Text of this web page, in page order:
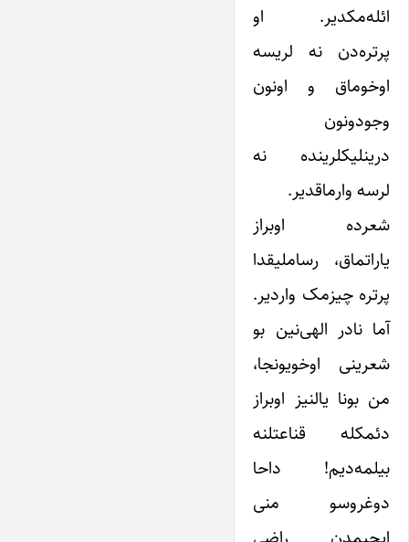
ائله‌مکدیر. او
پرتره‌دن نه لریسه
اوخوماق و اونون
وجودونون
درینلیکلرینده نه
لرسه وارماقدیر.
شعرده اوبراز
یاراتماق، رساملیقدا
پرتره چیزمک واردیر.
آما نادر الهی‌نین بو
شعرینی اوخویونجا،
من بونا یالنیز اوبراز
دئمکله قناعتلنه
بیلمه‌دیم! داحا
دوغروسو منی